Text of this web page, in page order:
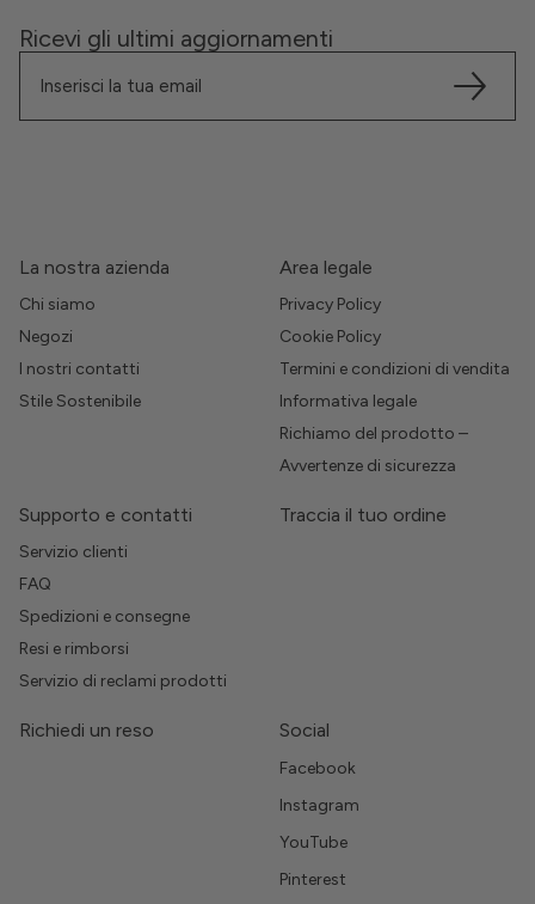
Ricevi gli ultimi aggiornamenti
La nostra azienda
Chi siamo
Negozi
I nostri contatti
Stile Sostenibile
Area legale
Privacy Policy
Cookie Policy
Termini e condizioni di vendita
Informativa legale
Richiamo del prodotto –
Avvertenze di sicurezza
Supporto e contatti
Servizio clienti
FAQ
Spedizioni e consegne
Resi e rimborsi
Servizio di reclami prodotti
Traccia il tuo ordine
Richiedi un reso Social
Facebook
Instagram
YouTube
Pinterest